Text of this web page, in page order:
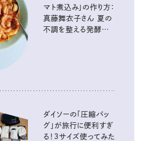
マト煮込み」の作り方：
真藤舞衣子さん 夏の
不調を整える発酵レ
ダイソーの「圧縮バッ
グ」が旅行に便利すぎ
る！3サイズ使ってみた